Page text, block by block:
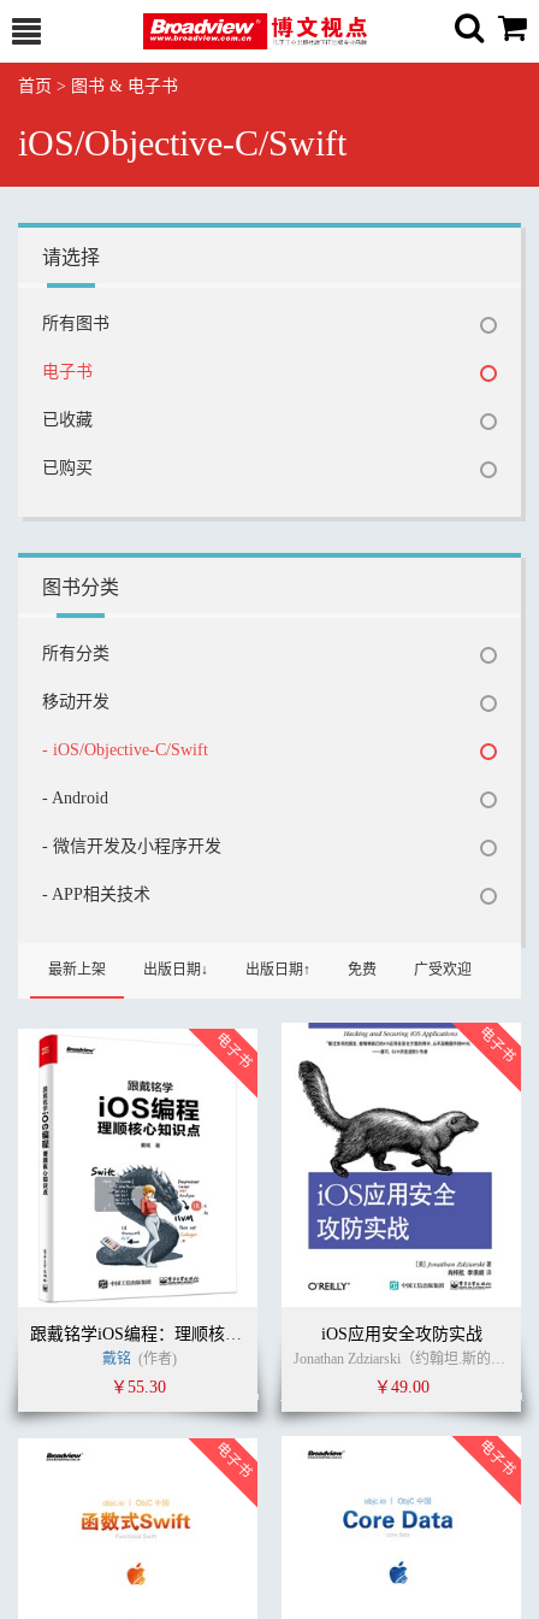
首页 > 图书 & 电子书
iOS/Objective-C/Swift
请选择
所有图书
电子书
已收藏
已购买
图书分类
所有分类
移动开发
- iOS/Objective-C/Swift
- Android
- 微信开发及小程序开发
- APP相关技术
最新上架 出版日期↓ 出版日期↑ 免费 广受欢迎
跟戴铭学iOS编程：理顺核心知识点
戴铭 (作者)
￥55.30
iOS应用安全攻防实战
Jonathan Zdziarski（约翰坦.斯的扎斯克） (作者)
￥49.00